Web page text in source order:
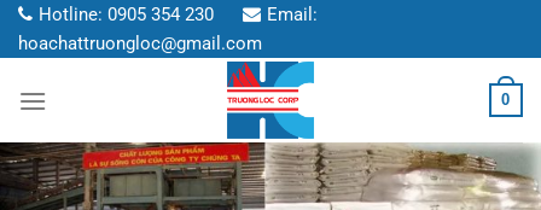
Chuyển
đến
dung
Hotline: 0905 354 230
Email:
hoachattruongloc@gmail.com
0